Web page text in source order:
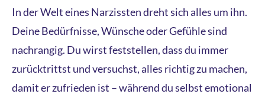
In der Welt eines Narzissten dreht sich alles um ihn.
Deine Bedürfnisse, Wünsche oder Gefühle sind
nachrangig. Du wirst feststellen, dass du immer
zurücktrittst und versuchst, alles richtig zu machen,
damit er zufrieden ist – während du selbst emotional